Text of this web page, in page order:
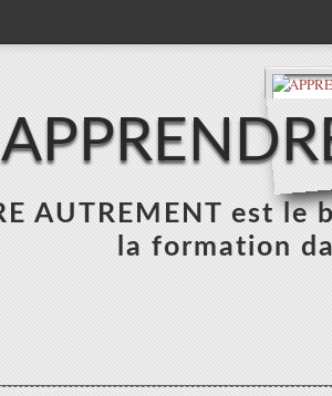
AUTREMENT est
la formation